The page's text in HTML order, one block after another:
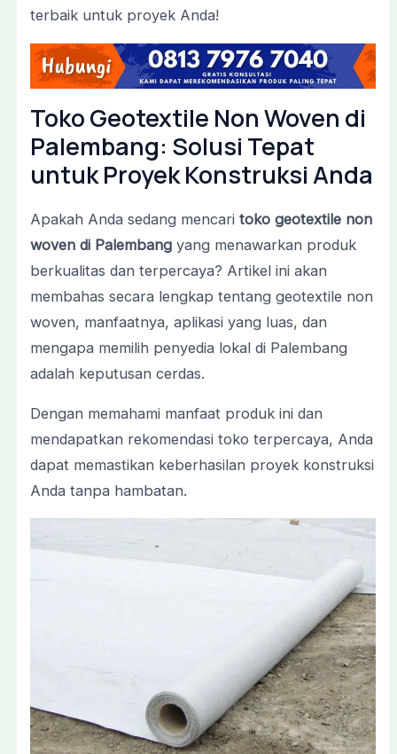
terbaik untuk proyek Anda!
Toko Geotextile Non Woven di
Palembang: Solusi Tepat
untuk Proyek Konstruksi Anda
Apakah Anda sedang mencari toko geotextile non
woven di Palembangyang menawarkan produk
berkualitas dan terpercaya? Artikel ini akan
membahas secara lengkap tentang geotextile non
woven, manfaatnya, aplikasi yang luas, dan
mengapa memilih penyedia lokal di Palembang
adalah keputusan cerdas.
Dengan memahami manfaat produk ini dan
mendapatkan rekomendasi toko terpercaya, Anda
dapat memastikan keberhasilan proyek konstruksi
Anda tanpa hambatan.